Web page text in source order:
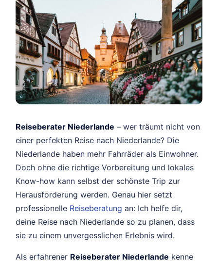
Reiseberater Niederlande – wer träumt nicht von
einer perfekten Reise nach Niederlande? Die
Niederlande haben mehr Fahrräder als Einwohner.
Doch ohne die richtige Vorbereitung und lokales
Know-how kann selbst der schönste Trip zur
Herausforderung werden. Genau hier setzt
professionelle Reiseberatung an: Ich helfe dir,
deine Reise nach Niederlande so zu planen, dass
sie zu einem unvergesslichen Erlebnis wird.
Als erfahrener Reiseberater Niederlande kenne